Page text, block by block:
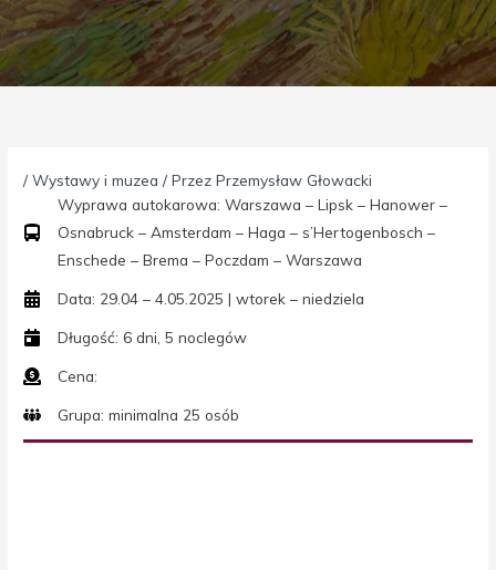
/Wystawy i muzea / PrzezPrzemysław Głowacki
Wyprawa autokarowa: Warszawa – Lipsk – Hanower –
Osnabruck – Amsterdam – Haga – s’Hertogenbosch –
Enschede – Brema – Poczdam – Warszawa
Data: 29.04 – 4.05.2025 | wtorek – niedziela
Długość: 6 dni, 5 noclegów
Cena:
Grupa: minimalna 25 osób